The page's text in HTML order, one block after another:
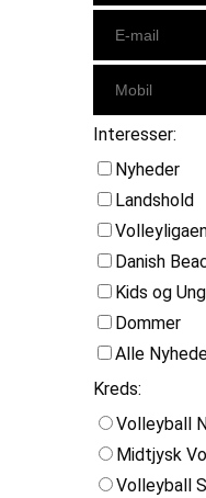
Interesser:
Nyheder
Landshold
Danish
Kids og
Dommer
Alle
Kreds:
Volleyball
Midtjysk
Volleyball